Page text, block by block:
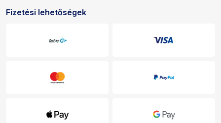
Fizetési és kézbesítési lehetőségek
Fizetési lehetőségek